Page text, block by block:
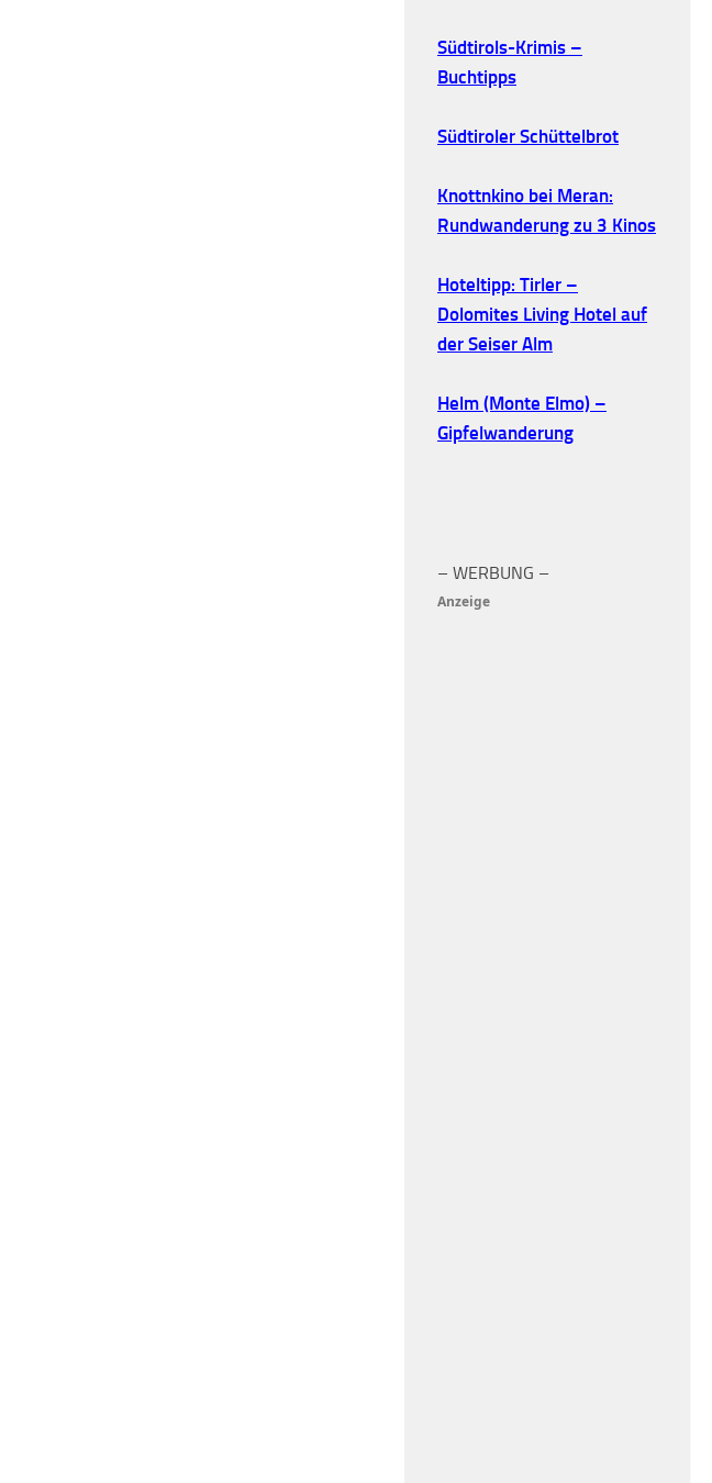
Südtirols-Krimis –
Buchtipps
Südtiroler Schüttelbrot
Knottnkino bei Meran:
Rundwanderung zu 3 Kinos
Hoteltipp: Tirler –
Dolomites Living Hotel auf
der Seiser Alm
Helm (Monte Elmo) –
Gipfelwanderung
– WERBUNG –
Anzeige